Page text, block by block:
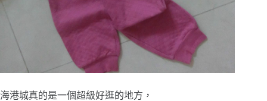
海港城真的是一個超級好逛的地方，